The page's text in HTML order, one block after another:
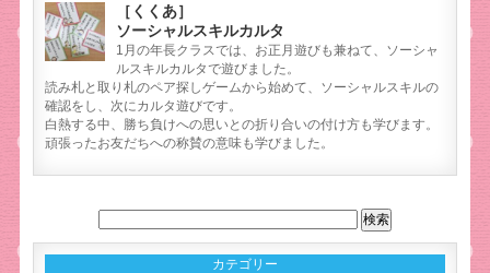
［くくあ］
ソーシャルスキルカルタ
1月の年長クラスでは、お正月遊びも兼ねて、ソーシャ
ルスキルカルタで遊びました。
読み札と取り札のペア探しゲームから始めて、ソーシャルスキルの
確認をし、次にカルタ遊びです。
白熱する中、勝ち負けへの思いとの折り合いの付け方も学びます。
頑張ったお友だちへの称賛の意味も学びました。
カテゴリー